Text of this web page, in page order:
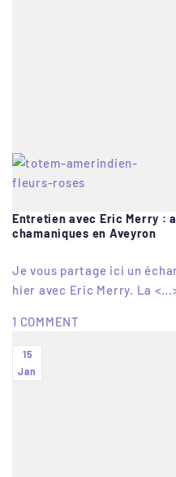
Entretien avec Eric Merry :
chamaniques en Aveyron
Je vous partage ici un
hier avec Eric Merry. La
1 COMMENT
15
Jan